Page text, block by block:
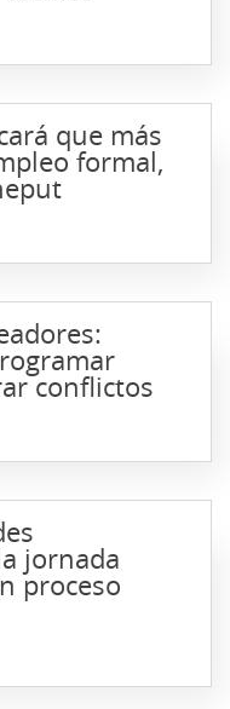
que más
formal,
conflictos
jornada
proceso